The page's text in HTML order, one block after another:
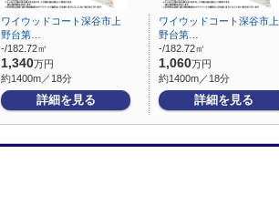
ワイウッドコート深谷市上
野台第…
-/182.72㎡
1,340万円
約1400m／18分
詳細を見る
ワイウッドコート深谷市上
野台第…
-/182.72㎡
1,060万円
約1400m／18分
詳細を見る